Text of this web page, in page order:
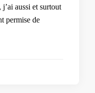
aussi et surtout
permise de